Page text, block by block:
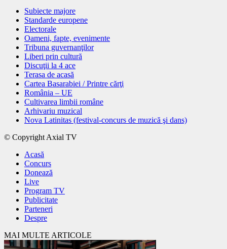
Subiecte majore
Standarde europene
Electorale
Oameni, fapte, evenimente
Tribuna guvernanţilor
Liberi prin cultură
Discuţii la 4 ace
Terasa de acasă
Cartea Basarabiei / Printre cărţi
România – UE
Cultivarea limbii române
Arhivariu muzical
Nova Latinitas (festival-concurs de muzică şi dans)
© Copyright Axial TV
Acasă
Concurs
Donează
Live
Program TV
Publicitate
Parteneri
Despre
MAI MULTE ARTICOLE